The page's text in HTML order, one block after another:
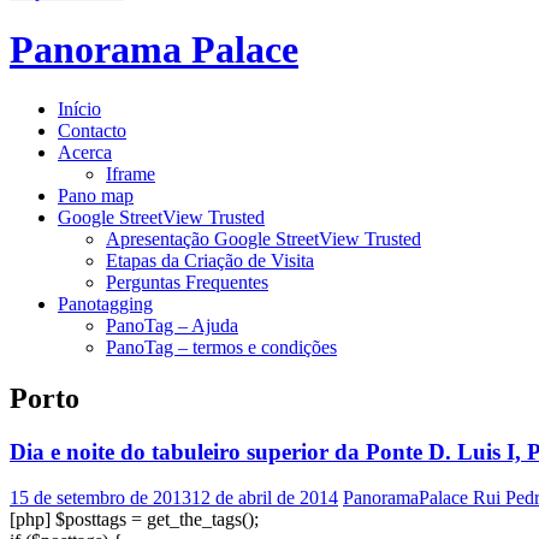
Panorama Palace
Início
Contacto
Acerca
Iframe
Pano map
Google StreetView Trusted
Apresentação Google StreetView Trusted
Etapas da Criação de Visita
Perguntas Frequentes
Panotagging
PanoTag – Ajuda
PanoTag – termos e condições
Porto
Dia e noite do tabuleiro superior da Ponte D. Luis I,
15 de setembro de 201312 de abril de 2014 PanoramaPalace Rui
[php] $posttags = get_the_tags();